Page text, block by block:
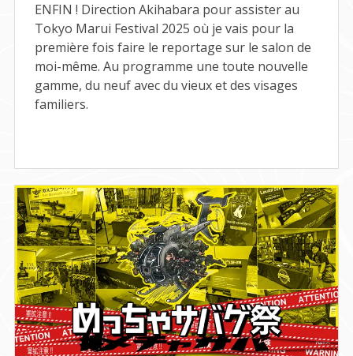
ENFIN ! Direction Akihabara pour assister au
Tokyo Marui Festival 2025 où je vais pour la
première fois faire le reportage sur le salon de
moi-même. Au programme une toute nouvelle
gamme, du neuf avec du vieux et des visages
familiers.